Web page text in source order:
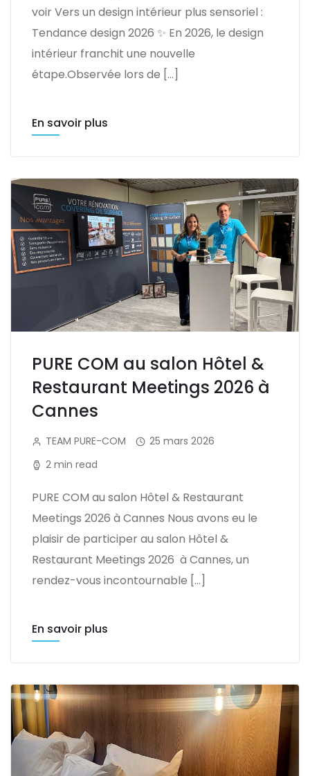
voir Vers un design intérieur plus sensoriel :
Tendance design 2026 ✨ En 2026, le design
intérieur franchit une nouvelle
étape.Observée lors de […]
En savoir plus
PURE COM au salon Hôtel &
Restaurant Meetings 2026 à
Cannes
TEAM PURE-COM
25 mars 2026
2 min read
PURE COM au salon Hôtel & Restaurant
Meetings 2026 à Cannes Nous avons eu le
plaisir de participer au salon Hôtel &
Restaurant Meetings 2026 à Cannes, un
rendez-vous incontournable […]
En savoir plus